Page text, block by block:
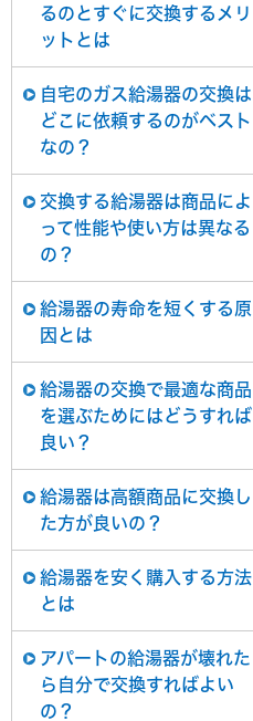
るのとすぐに交換するメリ
ットとは
自宅のガス給湯器の交換は
どこに依頼するのがベスト
なの？
交換する給湯器は商品によ
って性能や使い方は異なる
の？
給湯器の寿命を短くする原
因とは
給湯器の交換で最適な商品
を選ぶためにはどうすれば
良い？
給湯器は高額商品に交換し
た方が良いの？
給湯器を安く購入する方法
とは
アパートの給湯器が壊れた
ら自分で交換すればよい
の？